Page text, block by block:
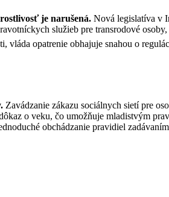
je narušená. Nová legislatíva v
služieb pre transrodové
opatrenie obhajuje snahou o
Zavádzanie zákazu sociálnych sietí pre
o veku, čo umožňuje mladistvým
obchádzanie pravidiel